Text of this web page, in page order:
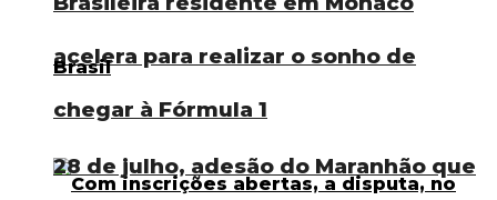
acelera para realizar o sonho de
chegar à Fórmula 1
28 de julho, adesão do Maranhão que